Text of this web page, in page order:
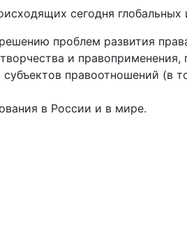
сегодня
проблем развития
и правоприменения,
правоотношений (в
в России и в мире.